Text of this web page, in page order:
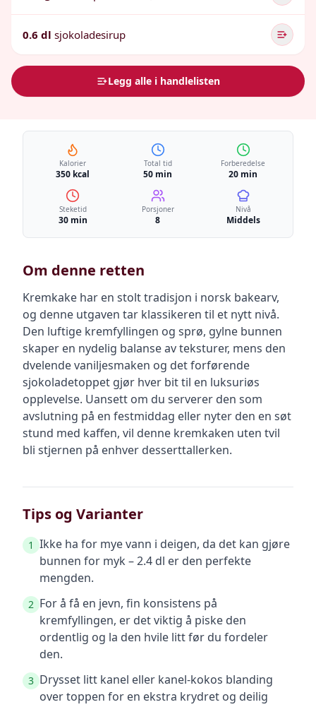
0.6 dl sjokoladesirup
Legg alle i handlelisten
Kalorier
350 kcal
Total tid
50 min
Forberedelse
20 min
Steketid
30 min
Porsjoner
8
Nivå
Middels
Om denne retten
Kremkake har en stolt tradisjon i norsk bakearv,
og denne utgaven tar klassikeren til et nytt nivå.
Den luftige kremfyllingen og sprø, gylne bunnen
skaper en nydelig balanse av teksturer, mens den
dvelende vaniljesmaken og det forførende
sjokoladetoppet gjør hver bit til en luksuriøs
opplevelse. Uansett om du serverer den som
avslutning på en festmiddag eller nyter den en søt
stund med kaffen, vil denne kremkaken uten tvil
bli stjernen på enhver desserttallerken.
Tips og Varianter
1 Ikke ha for mye vann i deigen, da det kan gjøre
bunnen for myk – 2.4 dl er den perfekte
mengden.
2 For å få en jevn, fin konsistens på
kremfyllingen, er det viktig å piske den
ordentlig og la den hvile litt før du fordeler
den.
3 Drysset litt kanel eller kanel-kokos blanding
over toppen for en ekstra krydret og deilig